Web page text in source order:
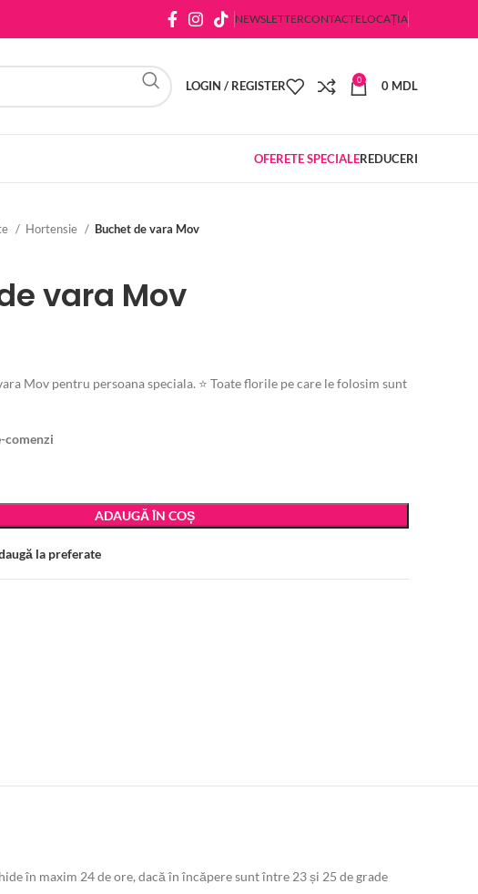
NEWSLETTERCONTACTELOCAȚIA
LOGIN / REGISTER 0 0 MDL
OFERETE SPECIALEREDUCERI
Hortensie Buchet de vara Mov
vara Mov
Mov pentru persoana speciala. ⭐ Toate florile pe care le folosim sunt
comenzi
ADAUGĂ ÎN COȘ
la preferate
în maxim 24 de ore, dacă în încăpere sunt între 23 și 25 de grade